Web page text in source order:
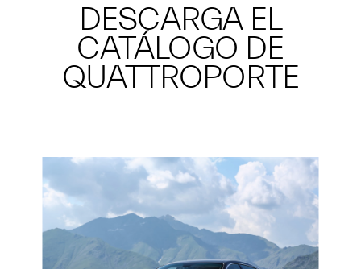
DESCARGA EL
CATÁLOGO DE
QUATTROPORTE